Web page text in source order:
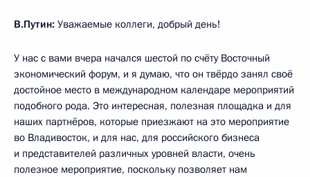
В.Путин: Уважаемые коллеги, добрый день!
У нас с вами вчера начался шестой по счёту Восточный
экономический форум, и я думаю, что он твёрдо занял своё
достойное место в международном календаре мероприятий
подобного рода. Это интересная, полезная площадка и для
наших партнёров, которые приезжают на это мероприятие
во Владивосток, и для нас, для российского бизнеса
и представителей различных уровней власти, очень
полезное мероприятие, поскольку позволяет нам